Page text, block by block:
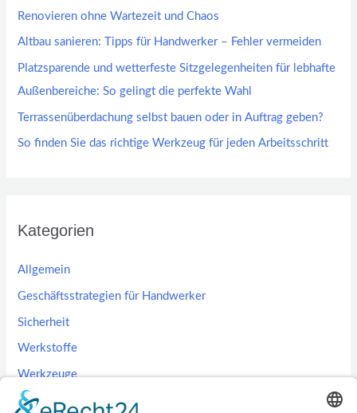
Renovieren ohne Wartezeit und Chaos
Altbau sanieren: Tipps für Handwerker – Fehler vermeiden
Platzsparende und wetterfeste Sitzgelegenheiten für lebhafte
Außenbereiche: So gelingt die perfekte Wahl
Terrassenüberdachung selbst bauen oder in Auftrag geben?
So finden Sie das richtige Werkzeug für jeden Arbeitsschritt
Kategorien
Allgemein
Geschäftsstrategien für Handwerker
Sicherheit
Werkstoffe
Werkzeuge